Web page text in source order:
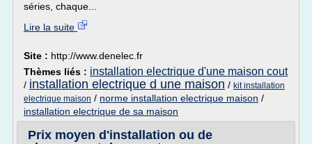
séries, chaque...
Lire la suite
Site : http://www.denelec.fr
Thèmes liés : installation electrique d'une maison cout
/ installation electrique d une maison / kit installation
electrique maison / norme installation electrique maison /
installation electrique de sa maison
Prix moyen d'installation ou de